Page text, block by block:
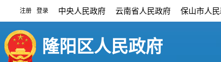
注册 登录 中央人民政府 云南省人民政府 保山市人
隆阳区人民政府